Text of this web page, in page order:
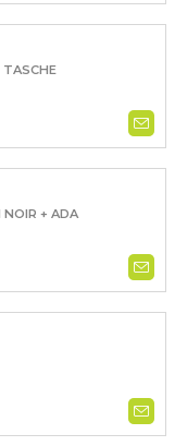
NOIR + ADA